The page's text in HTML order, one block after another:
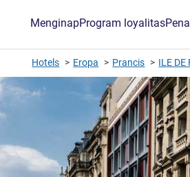
MenginapProgram loyalitas
Hotels Eropa Prancis ILE DE